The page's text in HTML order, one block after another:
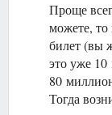
Проще
можете, то
билет (вы
это уже
80
Тогда